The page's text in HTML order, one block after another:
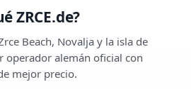
ZRCE.de?
Beach, Novalja y la isla de
operador alemán oficial con
mejor precio.